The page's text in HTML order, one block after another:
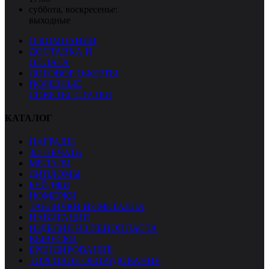
«МинскОблГаз-23»
600.00 BYN
«BMW-23»
185.00 BYN
суббота, воскресенье:
выходные
О КОМПАНИИ
ДОСТАВКА И
ОПЛАТА
ДОГОВОР ОФЕРТЫ
ПОЛЕЗНЫЕ
СОВЕТЫ, СТАТЬИ
КАТАЛОГ
НАГРАДЫ
3D-ПЕЧАТЬ
МЕДАЛИ
ДИПЛОМЫ
БЕЙДЖИ
НОМЕРКИ
ТАБЛИЧКИ ИЗ МЕТАЛЛА
НАВИГАЦИЯ
ИЗДЕЛИЯ ИЗ ПЕНОПЛАСТА
ВЫВЕСКИ
БРЕНДИРОВАНИЕ
ТОРГОВОЕ ОБОРУДОВАНИЕ